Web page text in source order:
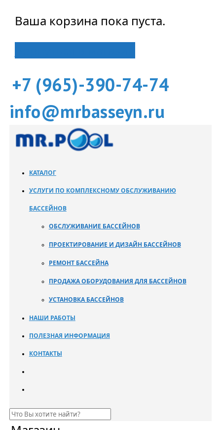
Ваша корзина пока пуста.
+7 (965)-390-74-74
info@mrbasseyn.ru
КАТАЛОГ
УСЛУГИ ПО КОМПЛЕКСНОМУ ОБСЛУЖИВАНИЮ
БАССЕЙНОВ
ОБСЛУЖИВАНИЕ БАССЕЙНОВ
ПРОЕКТИРОВАНИЕ И ДИЗАЙН БАССЕЙНОВ
РЕМОНТ БАССЕЙНА
ПРОДАЖА ОБОРУДОВАНИЯ ДЛЯ БАССЕЙНОВ
УСТАНОВКА БАССЕЙНОВ
НАШИ РАБОТЫ
ПОЛЕЗНАЯ ИНФОРМАЦИЯ
КОНТАКТЫ